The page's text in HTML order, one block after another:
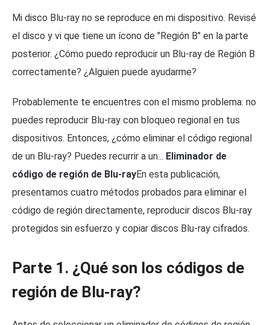
Mi disco Blu-ray no se reproduce en mi dispositivo. Revisé
el disco y vi que tiene un ícono de "Región B" en la parte
posterior. ¿Cómo puedo reproducir un Blu-ray de Región B
correctamente? ¿Alguien puede ayudarme?
Probablemente te encuentres con el mismo problema: no
puedes reproducir Blu-ray con bloqueo regional en tus
dispositivos. Entonces, ¿cómo eliminar el código regional
de un Blu-ray? Puedes recurrir a un... Eliminador de
código de región de Blu-rayEn esta publicación,
presentamos cuatro métodos probados para eliminar el
código de región directamente, reproducir discos Blu-ray
protegidos sin esfuerzo y copiar discos Blu-ray cifrados.
Parte 1. ¿Qué son los códigos de
región de Blu-ray?